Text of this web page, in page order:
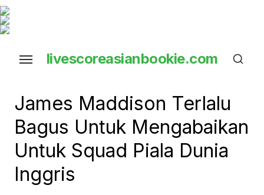
Skip
to
content
livescoreasianbookie.com
James Maddison Terlalu
Bagus Untuk Mengabaikan
Untuk Squad Piala Dunia
Inggris